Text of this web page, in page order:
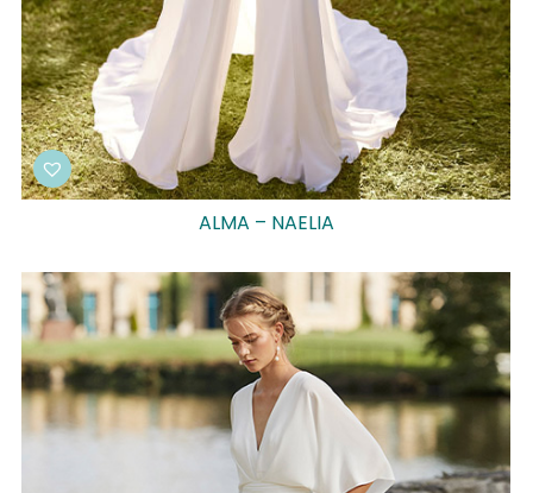
ALMA – NAELIA